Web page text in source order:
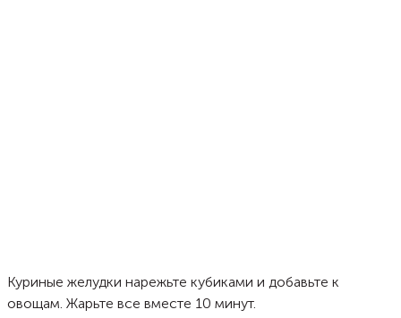
Куриные желудки нарежьте кубиками и добавьте к
овощам. Жарьте все вместе 10 минут.